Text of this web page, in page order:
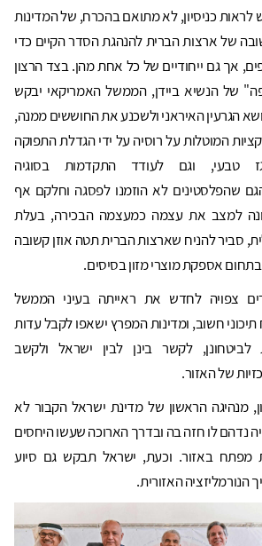
כניסיון, לא מתואם בהכרח, של המדינות
של ארצות הברית להנהגת הסדר הקיים כדי
אך גם ייחודיים של כל אחת מהן. בצד הרצון
של הנשיא ביידן, הממשל האמריקאי יבקש
הגרעין האיראני ולשכנע את החוששים ממנה,
המוטלות על רוסיה על ידי הגדלת התפוקה
טבעי, וגם לעודד התקדמות בסוגיה
שהפלסטינים לא הוזמנו לפסגה וחלקם אף
למצב את עצמה כמעצמה הבכירה, בעלת
סביר להניח שארצות הברית תטה אוזן קשובה
אספקת מוצרי מזון בסיסים.
צפויה לחדש את ראייתה בעיני הממשל
חשוב, ומדינות המפרץ ישאפו לקבל עדות
לביטחונן, לקשר בינן לבין ישראל ולקשב
של האזור.
מנהיגה הראשון של מדינת ישראל הקבור לא
נדהם לו חזה בה ובדרך הארוכה שעשו היחסים
מפתח באזור. וכעת, ישראל תבקש גם סיוע
האזורית.